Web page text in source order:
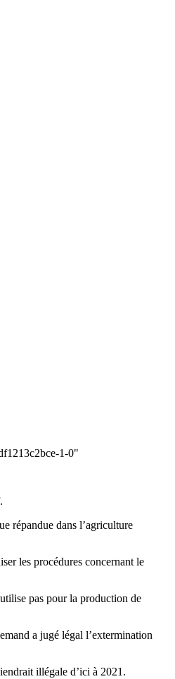
1-0"
répandue dans l’agriculture
les procédures concernant le
pas pour la production de
a jugé légal l’extermination
illégale d’ici à 2021.